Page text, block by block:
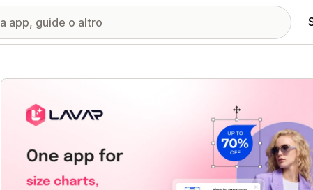
Galleria immagini in evidenza